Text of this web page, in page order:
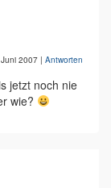
2007 | Antworten
jetzt noch nie
wie?